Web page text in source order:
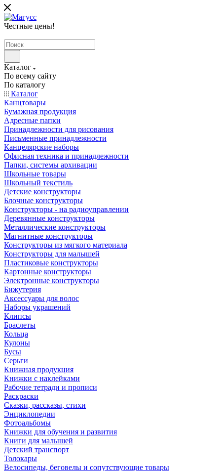
Честные цены!
Каталог
По всему сайту
По каталогу
Каталог
Канцтовары
Бумажная продукция
Адресные папки
Принадлежности для рисования
Письменные принадлежности
Канцелярские наборы
Офисная техника и принадлежности
Папки, системы архивации
Школьные товары
Школьный текстиль
Детские конструкторы
Блочные конструкторы
Конструкторы - на радиоуправлении
Деревянные конструкторы
Металлические конструкторы
Магнитные конструкторы
Конструкторы из мягкого материала
Конструкторы для малышей
Пластиковые конструкторы
Картонные конструкторы
Электронные конструкторы
Бижутерия
Аксессуары для волос
Наборы украшений
Клипсы
Браслеты
Кольца
Кулоны
Бусы
Серьги
Книжная продукция
Книжки с наклейками
Рабочие тетради и прописи
Раскраски
Сказки, рассказы, стихи
Энциклопедии
Фотоальбомы
Книжки для обучения и развития
Книги для малышей
Детский транспорт
Толокары
Велосипеды, беговелы и сопутствующие товары